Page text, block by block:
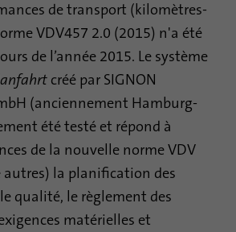
de transport (kilomètres-
VDV457 2.0 (2015) n'a été
de l’année 2015. Le système
créé par SIGNON
(anciennement Hamburg-
été testé et répond à
de la nouvelle norme VDV
autres) la planification des
qualité, le règlement des
matérielles et
utilise ce cookie pour différencier
cookie est un identifiant du navigateur.
identifie de manière unique les
qui accèdent à LinkedIn afin de